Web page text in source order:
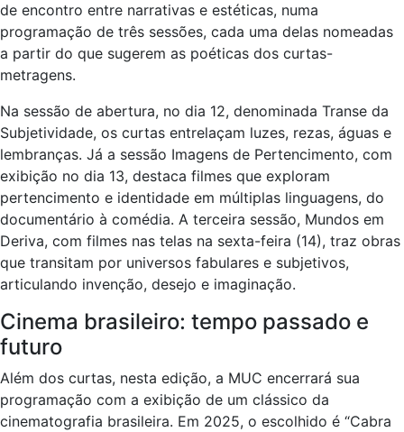
de encontro entre narrativas e estéticas, numa
programação de três sessões, cada uma delas nomeadas
a partir do que sugerem as poéticas dos curtas-
metragens.
Na sessão de abertura, no dia 12, denominada Transe da
Subjetividade, os curtas entrelaçam luzes, rezas, águas e
lembranças. Já a sessão Imagens de Pertencimento, com
exibição no dia 13, destaca filmes que exploram
pertencimento e identidade em múltiplas linguagens, do
documentário à comédia. A terceira sessão, Mundos em
Deriva, com filmes nas telas na sexta-feira (14), traz obras
que transitam por universos fabulares e subjetivos,
articulando invenção, desejo e imaginação.
Cinema brasileiro: tempo passado e
futuro
Além dos curtas, nesta edição, a MUC encerrará sua
programação com a exibição de um clássico da
cinematografia brasileira. Em 2025, o escolhido é “Cabra